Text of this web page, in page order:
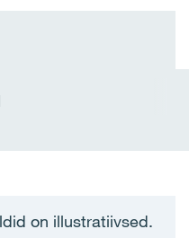
on illustratiivsed.